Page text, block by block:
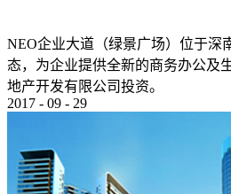
NEO企业大道（绿景广场）位于深
态，为企业提供全新的商务办公及
地产开发有限公司投资。
2017 - 09 - 29